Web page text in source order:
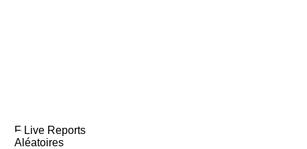
Live Reports
Aléatoires